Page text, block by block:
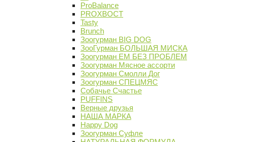
ProBalance
PROХВОСТ
Tasty
Brunch
Зоогурман BIG DOG
ЗооГурман БОЛЬШАЯ МИСКА
Зоогурман ЕМ БЕЗ ПРОБЛЕМ
Зоогурман Мясное ассорти
Зоогурман Смолли Дог
Зоогурман СПЕЦМЯС
Собачье Счастье
PUFFINS
Верные друзья
НАША МАРКА
Happy Dog
Зоогурман Суфле